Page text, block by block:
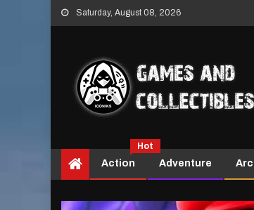
Skip
to
Saturday, August 08, 2026
Action
Hot
Adventure